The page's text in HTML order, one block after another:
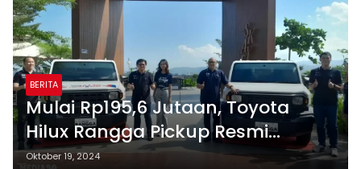
BERITA
Mulai Rp195,6 Jutaan, Toyota
Hilux Rangga Pickup Resmi
Meluncur di Lampung
Oktober 19, 2024